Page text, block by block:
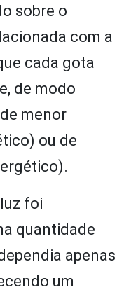
sobre o
com a
cada gota
de modo
menor
ou de
foi
quantidade
apenas
um